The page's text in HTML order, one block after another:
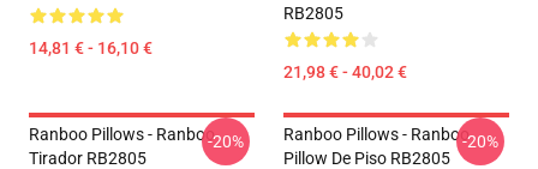
14,81 € - 16,10 €
RB2805
21,98 € - 40,02 €
Ranboo Pillows - Ranboo
Tirador RB2805
-20%
Ranboo Pillows - Ranboo
Pillow De Piso RB2805
-20%